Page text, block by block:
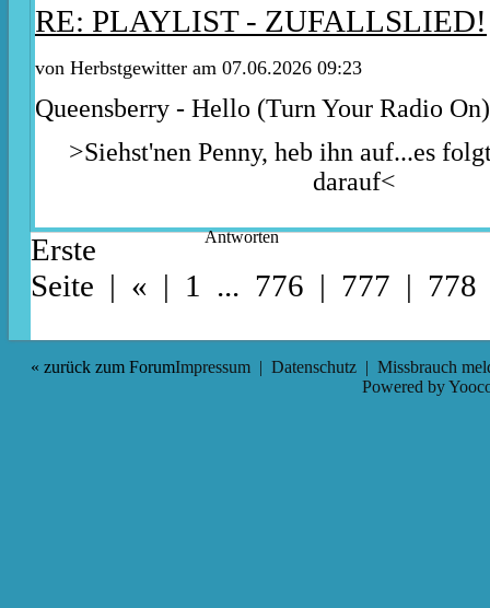
RE: PLAYLIST - ZUFALLSLIED!
von Herbstgewitter am 07.06.2026 09:23
Queensberry - Hello (Turn Your Radio On)
>Siehst'nen Penny, heb ihn auf...es
darauf<
Antworten
Erste
Seite | « | 1 ... 776 | 777 |
« zurück zum ForumImpressum | Datenschutz | Missbrauch
Powered by